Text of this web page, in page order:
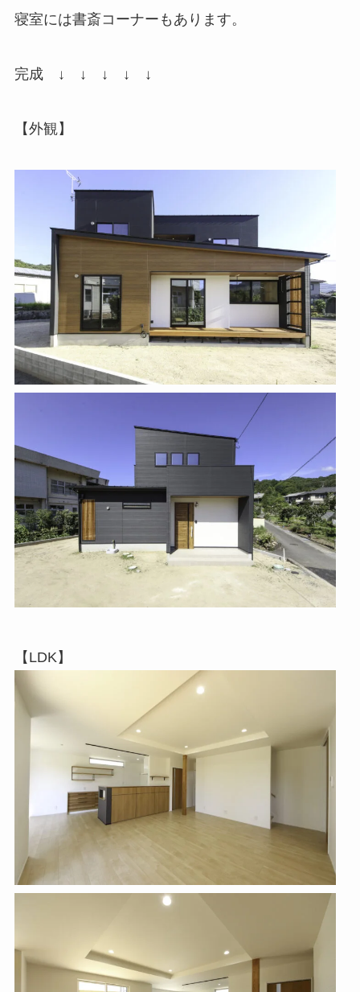
寝室には書斎コーナーもあります。
完成 ↓ ↓ ↓ ↓ ↓
【外観】
【LDK】